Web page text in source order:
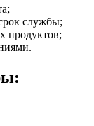
службы;
продуктов;